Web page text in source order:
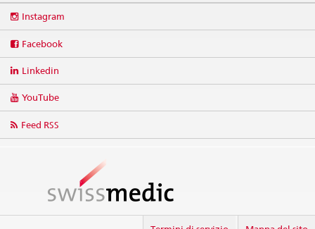
media
Instagram
Facebook
Linkedin
YouTube
Feed RSS